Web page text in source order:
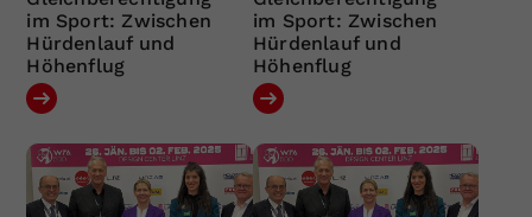
im Sport: Zwischen
Hürdenlauf und
Höhenflug
im Sport: Zwischen
Hürdenlauf und
Höhenflug